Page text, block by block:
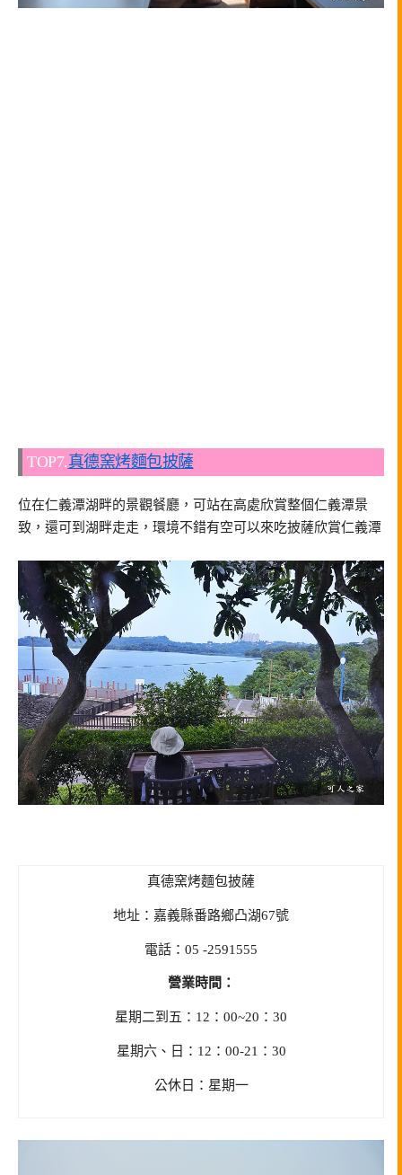
TOP7.真德窯烤麵包披薩
位在仁義潭湖畔的景觀餐廳，可站在高處欣賞整個仁義潭景
致，還可到湖畔走走，環境不錯有空可以來吃披薩欣賞仁義潭
真德窯烤麵包披薩
地址：嘉義縣番路鄉凸湖67號
電話：05 -2591555
營業時間：
星期二到五：12：00~20：30
星期六、日：12：00-21：30
公休日：星期一